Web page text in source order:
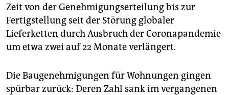
Zeit von der Genehmigungserteilung bis zur
Fertigstellung seit der Störung globaler
Lieferketten durch Ausbruch der Coronapandemie
um etwa zwei auf 22 Monate verlängert.
Die Baugenehmigungen für Wohnungen gingen
spürbar zurück: Deren Zahl sank im vergangenen